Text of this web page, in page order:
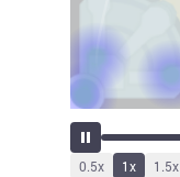
0.5x 1x 1.5x